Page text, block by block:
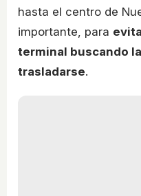
hasta el centro de
importante, para
terminal buscando
trasladarse.